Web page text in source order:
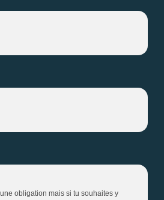
obligation mais si tu souhaites y